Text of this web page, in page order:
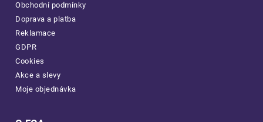
Obchodní podmínky
Doprava a platba
Reklamace
GDPR
Cookies
Akce a slevy
Moje objednávka